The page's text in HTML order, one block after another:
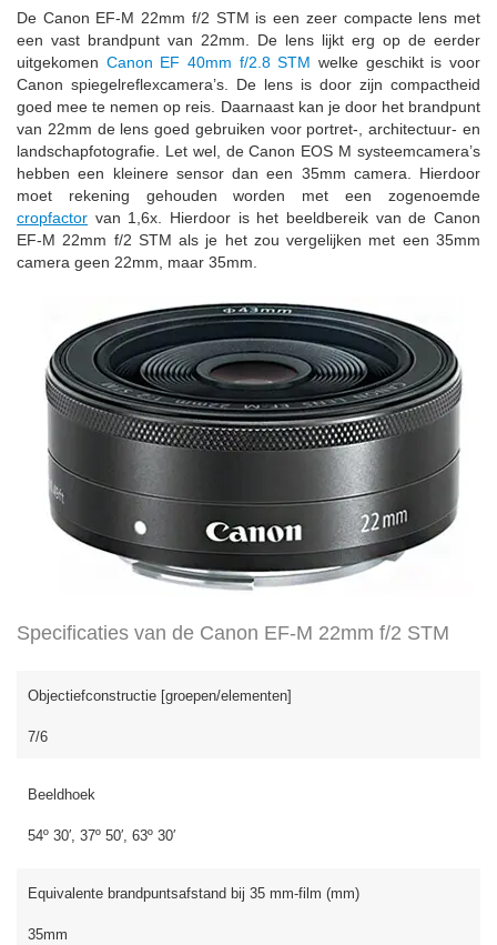
De Canon EF-M 22mm f/2 STM is een zeer compacte lens met
een vast brandpunt van 22mm. De lens lijkt erg op de eerder
uitgekomen Canon EF 40mm f/2.8 STM welke geschikt is voor
Canon spiegelreflexcamera’s. De lens is door zijn compactheid
goed mee te nemen op reis. Daarnaast kan je door het brandpunt
van 22mm de lens goed gebruiken voor portret-, architectuur- en
landschapfotografie. Let wel, de Canon EOS M systeemcamera’s
hebben een kleinere sensor dan een 35mm camera. Hierdoor
moet rekening gehouden worden met een zogenoemde
cropfactor van 1,6x. Hierdoor is het beeldbereik van de Canon
EF-M 22mm f/2 STM als je het zou vergelijken met een 35mm
camera geen 22mm, maar 35mm.
Specificaties van de Canon EF-M 22mm f/2 STM
Objectiefconstructie [groepen/elementen]
7/6
Beeldhoek
54º 30′, 37º 50′, 63º 30′
Equivalente brandpuntsafstand bij 35 mm-film (mm)
35mm